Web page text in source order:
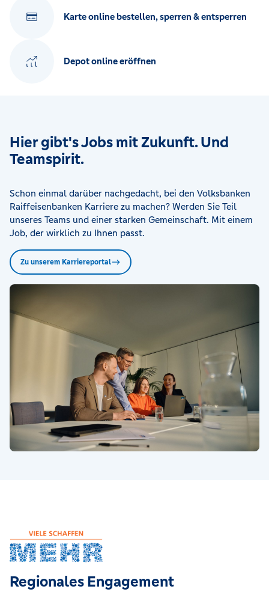
Karte online bestellen, sperren & entsperren
Depot online eröffnen
Hier gibt's Jobs mit Zukunft. Und
Teamspirit.
Schon einmal darüber nachgedacht, bei den Volksbanken
Raiffeisenbanken Karriere zu machen? Werden Sie Teil
unseres Teams und einer starken Gemeinschaft. Mit einem
Job, der wirklich zu Ihnen passt.
Zu unserem Karriereportal
Regionales Engagement